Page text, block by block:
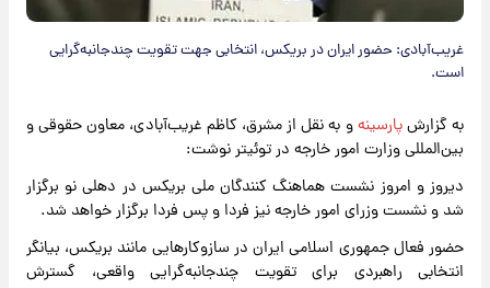
غریب‌آبادی: حضور ایران در بریکس، انتخابی جهت تقویت چندجانبه‌گرایی
است.
به گزارشپارسینهو به نقل از مشرق، کاظم غریب‌آبادی، معاون حقوقی و
بین‌المللی وزارت امور خارجه در توئیتر نوشت:
دیروز و امروز نشست هماهنگ کنندگان ملی بریکس در دهلی نو برگزار
شد و نشست وزرای امور خارجه نیز فردا و پس فردا برگزار خواهد شد.
حضور فعال جمهوری اسلامی ایران در سازوکارهایی مانند بریکس، بیانگر
انتخابی راهبردی برای تقویت چندجانبه‌گرایی واقعی، گسترش